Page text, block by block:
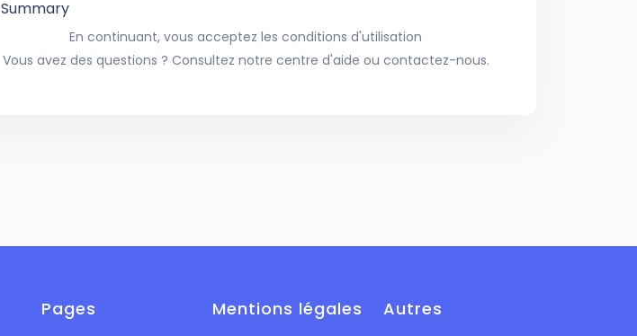
Summary
En continuant, vous acceptez les conditions d'utilisation
Vous avez des questions ? Consultez notre centre d'aide ou contactez-nous.
Pages Mentions légales Autres